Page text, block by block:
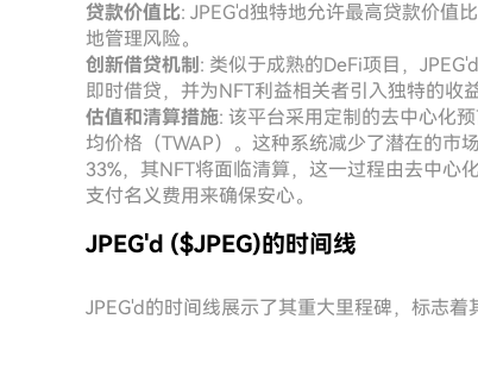
贷款价值比: JPEG'd独特地允许最高贷款价值
地管理风险。
创新借贷机制 : 类似于成熟的DeFi项目，
即时借贷，并为NFT利益相关者引入独特的收
估值和清算措施: 该平台采用定制的去中心化
均价格（TWAP）。这种系统减少了潜在的市
33%，其NFT将面临清算，这一过程由去中心
支付名义费用来确保安心。
JPEG'd ($JPEG)的时间线
JPEG'd的时间线展示了其重大里程碑，标志着